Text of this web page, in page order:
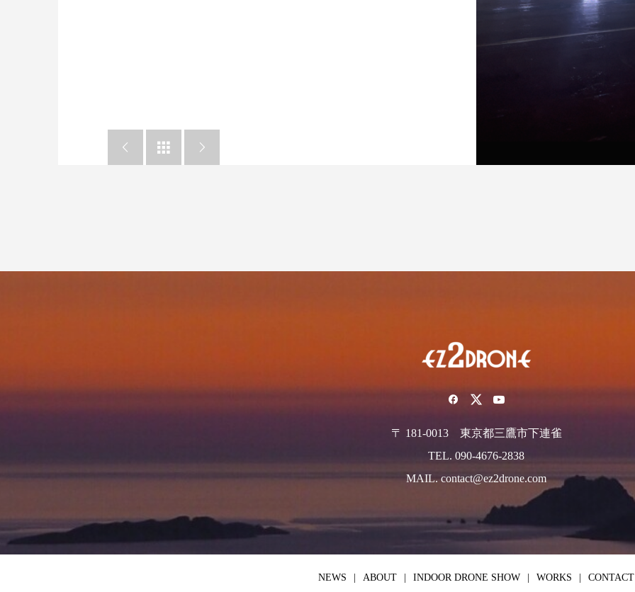
  
〒 181-0013 東京都三鷹市下連雀
TEL. 090-4676-2838
MAIL. contact@ez2drone.com
NEWS ABOUT INDOOR DRONE SHOW WORKS CONTACT